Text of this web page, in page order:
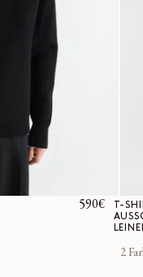
Normaler
590€
T-
2